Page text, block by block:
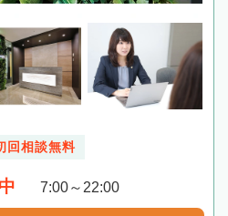
回相談無料
7:00～22:00